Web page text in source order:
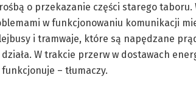
o przekazanie części starego
w funkcjonowaniu komunikacji
i tramwaje, które są napędzane
działa. W trakcie przerw w dostawach
funkcjonuje – tłumaczy.